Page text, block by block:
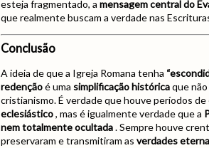
esteja fragmentado, a mensagem central do
que realmente buscam a verdade nas
Conclusão
A ideia de que a Igreja Romana tenha
redençãoé uma simplificação históricaque
cristianismo. É verdade que houve períodos de
eclesiástico, mas é igualmente verdade que a
nem totalmente ocultada. Sempre houve
preservaram e transmitiram as verdades